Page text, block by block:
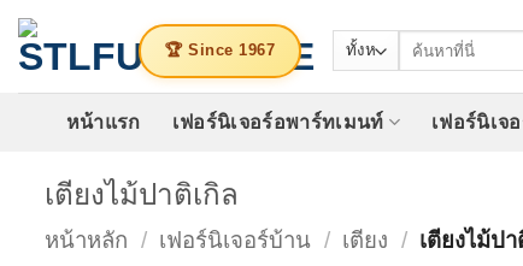
ข้าม
ไป
🏆 Since 1967
ค้นหา:
หน้าแรก เฟอร์นิเจอร์อพาร์ทเมนท์ เฟอร์นิเจ
เตียงไม้ปาติเกิล
หน้าหลัก / เฟอร์นิเจอร์บ้าน / เตียง / เตียงไม้ปา